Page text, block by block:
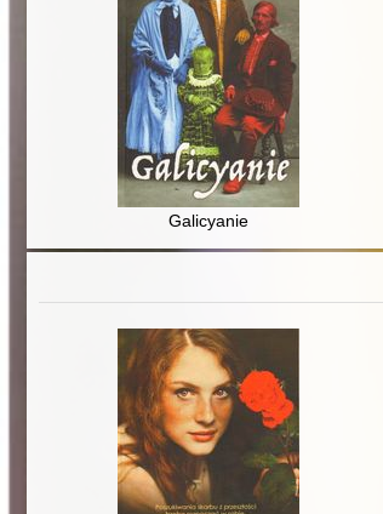
Galicyanie